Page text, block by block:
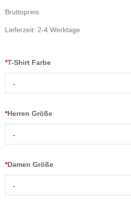
Bruttopreis
Lieferzeit: 2-4 Werktage
*T-Shirt Farbe
-
*Herren Größe
-
*Damen Größe
-